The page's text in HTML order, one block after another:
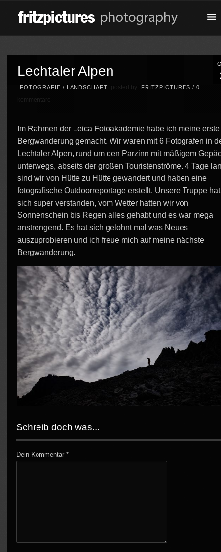
Lechtaler Alpen
FOTOGRAFIE / LANDSCHAFT posted by FRITZPICTURES /0
kommentare
Im Rahmen der Leica Fotoakademie habe ich meine erste
Bergwanderung gemacht. Wir waren mit 6 Fotografen in
Lechtaler Alpen, rund um den Parzinn mit mäßigem
unterwegs, abseits der großen Touristenströme. 4 Tage
sind wir von Hütte zu Hütte gewandert und haben eine
fotografische Outdoorreportage erstellt. Unsere Truppe hat
sich super verstanden, vom Wetter hatten wir von
Sonnenschein bis Regen alles gehabt und es war mega
anstrengend. Es hat sich gelohnt mal was Neues
auszuprobieren und ich freue mich auf meine nächste
Bergwanderung.
Schreib doch was...
Dein Kommentar*